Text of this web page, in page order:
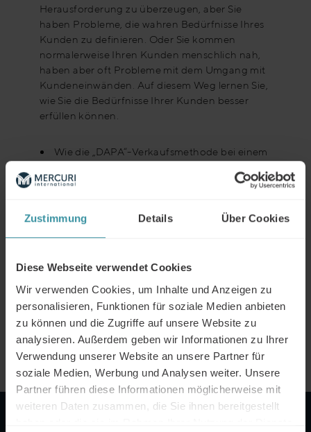
Zustimmung Details Über Cookies
Diese Webseite verwendet Cookies
Wir verwenden Cookies, um Inhalte und Anzeigen zu
personalisieren, Funktionen für soziale Medien anbieten
zu können und die Zugriffe auf unsere Website zu
analysieren. Außerdem geben wir Informationen zu Ihrer
Verwendung unserer Website an unsere Partner für
soziale Medien, Werbung und Analysen weiter. Unsere
Partner führen diese Informationen möglicherweise mit
weiteren Daten zusammen, die Sie ihnen bereitgestellt
Herausforderung zu überzeugen, aber Sie
haben Probleme, die wahren Bedürfnisse Ihres
Kunden zu definieren. Oder Sie kommen
normalerweise Ihren Kunden menschlich nah,
haben aber oft Probleme mit dem Umgang mit
Kundeneinwänden. Auf diesem Weg lernen Sie,
wie Sie die Bedürfnisse Ihrer Kunden besser
erfüllen können.
Wie die „DAPA“-Verkaufsmethode bei einem
Warum die Definition der Bedürfnisse Ihres
kann
Wie Sie am besten mit Einwänden umgehen
abschließen
INHALTSÜBERBLICK